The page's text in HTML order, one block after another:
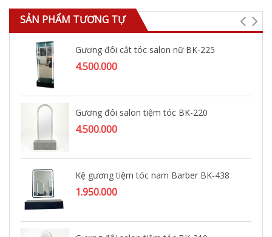
SẢN PHẨM TƯƠNG TỰ
Gương đôi cắt tóc salon nữ BK-225
4.500.000
Gương đôi salon tiệm tóc BK-220
4.500.000
Kệ gương tiệm tóc nam Barber BK-438
1.950.000